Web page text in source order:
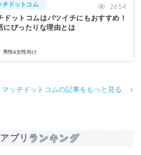
チドットコム 2654
ドットコムはバツイチにもおすすめ！
にぴったりな理由とは
男性&女性向け
マッチドットコムの記事をもっと見る
プリ ランキング